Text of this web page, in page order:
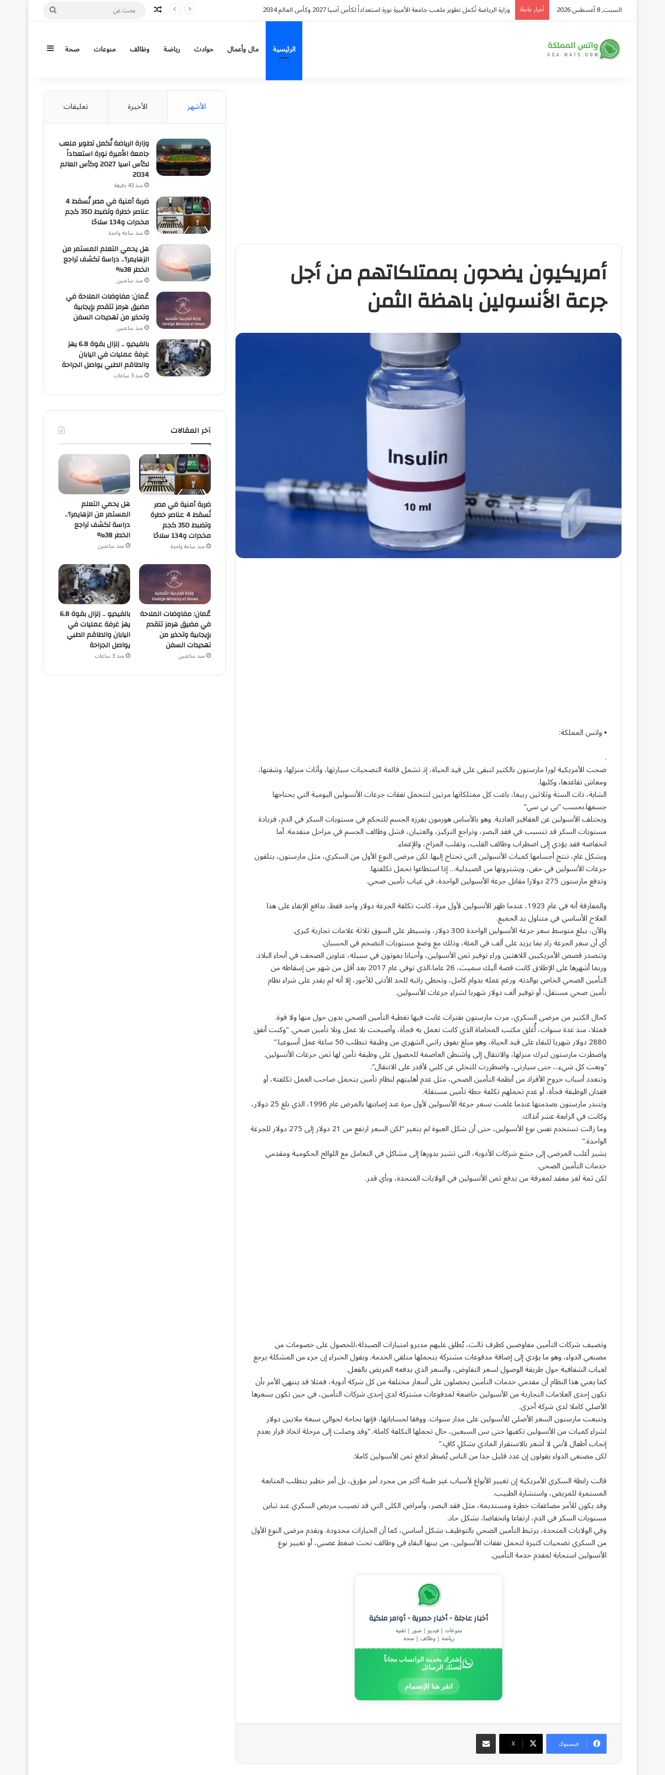
السبت, 8 أغسطس 2026 أخبار عاجلة ضربة أمنية في مصر تُسقط 4 عناصر خطرة وتضبط 350 كجم مخدرات و134 سلاحًا مقال عشوائي
بحث
الرئيسية مال وأعمال حوادث رياضة وظائف منوعات صحة إضافة عمود
أمريكيون يضحون بممتلكاتهم من أجل
جرعة الأنسولين باهظة الثمن
▪ واتس المملكة:
.
ضحت الأمريكية لورا مارستون بالكثير لتبقى على قيد الحياة، إذ تشمل قائمة التضحيات سيارتها، وأثاث منزلها، وشقتها،
ومعاش تقاعدها، وكلبها.
الشابة، ذات الستة وثلاثين ربيعا، باعت كل ممتلكاتها مرتين لتتحمل نفقات جرعات الأنسولين اليومية التي يحتاجها
جسمها.بحسب “بي بي سي”
ويختلف الأنسولين عن العقاقير العادية. وهو بالأساس هورمون يفرزه الجسم للتحكم في مستويات السكر في الدم، فزيادة
مستويات السكر قد تتسبب في فقد البصر، وتراجع التركيز، والغثيان، فشل وظائف الجسم في مراحل متقدمة. أما
انخفاضه فقد يؤدي إلى اضطراب وظائف القلب، وتقلب المزاج، والإغماء.
وبشكل عام، تنتج أجسامها كميات الأنسولين التي تحتاج إليها. لكن مرضى النوع الأول من السكري، مثل مارستون، يتلقون
جرعات الأنسولين في حقن، ويشترونها من الصيدلية… إذا استطاعوا تحمل تكلفتها.
وتدفع مارستون 275 دولارا مقابل جرعة الأنسولين الواحدة، في غياب تأمين صحي.
والمفارقة أنه في عام 1923، عندما ظهر الأنسولين لأول مرة، كانت تكلفة الجرعة دولار واحد فقط، بدافع الإبقاء على هذا
العلاج الأساسي في متناول يد الجميع.
والآن، يبلغ متوسط سعر جرعة الأنسولين الواحدة 300 دولار، وتسيطر على السوق ثلاثة علامات تجارية كبرى.
أي أن سعر الجرعة زاد بما يزيد على ألف في المئة، وذلك مع وضع مستويات التضخم في الحسبان.
وتتصدر قصص الأمريكيين اللاهثين وراء توفير ثمن الأنسولين، وأحيانا يموتون في سبيله، عناوين الصحف في أنحاء البلاد.
وربما أشهرها على الإطلاق كانت قصة أليك سميث، 26 عاما،الذي توفي عام 2017 بعد أقل من شهر من إسقاطه من
التأمين الصحي الخاص بوالدته. ورغم عمله بدوام كامل، وتخطي راتبه للحد الأدنى للأجور، إلا أنه لم يقدر على شراء نظام
تأمين صحي مستقل، أو توفير ألف دولار شهريا لشراء جرعات الأنسولين.
كحال الكثير من مرضى السكري، مرت مارستون بفترات غابت فيها تغطية التأمين الصحي بدون حول منها ولا قوة.
فمثلا، منذ عدة سنوات، أُغلق مكتب المحاماة الذي كانت تعمل به فجأة، وأصبحت بلا عمل وبلا تأمين صحي. “وكنت أنفق
2880 دولار شهريا للبقاء على قيد الحياة، وهو مبلغ يفوق راتبي الشهري من وظيفة تتطلب 50 ساعة عمل أسبوعيا.”
واضطرت مارستون لترك منزلها، والانتقال إلى واشنطن العاصمة للحصول على وظيفة تأمن لها ثمن جرعات الأنسولين.
“وبعت كل شيء..، حتى سيارتي، واضطررت للتخلي عن كلبي لأقدر على الانتقال”.
وتتعدد أسباب خروج الأفراد من أنظمة التأمين الصحي، مثل عدم أهليتهم لنظام تأمين يتحمل صاحب العمل تكلفته، أو
فقدان الوظيفة فجأة، أو عدم تحملهم تكلفة خطة تأمين مستقلة.
وتتندر مارستون بصدمتها عندما علمت بسعر جرعة الأنسولين لأول مرة عند إصابتها بالمرض عام 1996، الذي بلغ 25 دولار،
وكانت في الرابعة عشر آنذاك.
وما زالت تستخدم نفس نوع الأنسولين، حتى أن شكل العبوة لم يتغير “لكن السعر ارتفع من 21 دولار إلى 275 دولار للجرعة
الواحدة.”
يشير أغلب المرضى إلى جشع شركات الأدوية، التي تشير بدورها إلى مشاكل في التعامل مع اللوائح الحكومية ومقدمي
خدمات التأمين الصحي.
لكن ثمة لغز معقد لمعرفة من يدفع ثمن الأنسولين في الولايات المتحدة، وبأي قدر.
وتضيف شركات التأمين مفاوضين كطرف ثالث، يُطلق عليهم مديرو امتيازات الصيدلة،للحصول على خصومات من
مصنعي الدواء، وهو ما يؤدي إلى إضافة مدفوعات مشتركة يتحملها متلقي الخدمة. ويقول الخبراء إن جزء من المشكلة يرجع
لغياب الشفافية حول طريقة الوصول لسعر التفاوض، والسعر الذي يدفعه المريض بالفعل.
كما يعني هذا النظام أن مقدمي خدمات التأمين يحصلون على أسعار مختلفة من كل شركة أدوية، فمثلا قد ينتهي الأمر بأن
تكون إحدى العلامات التجارية من الأنسولين خاضعة لمدفوعات مشتركة لدى إحدى شركات التأمين، في حين تكون بسعرها
الأصلي كاملا لدى شركة أخرى.
وتتبعت مارستون السعر الأصلي للأنسولين على مدار سنوات. ووفقا لحساباتها، فإنها بحاجة لحوالي سبعة ملايين دولار
لشراء كميات من الأنسولين تكفيها حتى سن السبعين، حال تحملها التكلفة كاملة. “وقد وصلت إلى مرحلة اتخاذ قرار بعدم
إنجاب أطفال لأنني لا أشعر بالاستقرار المادي بشكلٍ كافٍ.”
لكن مصنعي الدواء يقولون إن عدد قليل جدا من الناس يُضطر لدفع ثمن الأنسولين كاملا.
قالت رابطة السكري الأمريكية إن تغيير الأنواع لأسباب غير طبية أكثر من مجرد أمر مؤرق، بل أمر خطير يتطلب المتابعة
المستمرة للمريض، واستشارة الطبيب.
وقد يكون للأمر مضاعفات خطرة ومستديمة، مثل فقد البصر، وأمراض الكلى التي قد تصيب مريض السكري عند تباين
مستويات السكر في الدم، ارتفاعا وانخفاضا، بشكل حاد.
وفي الولايات المتحدة، يرتبط التأمين الصحي بالتوظيف بشكل أساسي، كما أن الخيارات محدودة. ويقدم مرضى النوع الأول
من السكري تضحيات كثيرة لتحمل نفقات الأنسولين، من بينها البقاء في وظائف تحت ضغط عصبي، أو تغيير نوع
الأنسولين استجابة لمقدم خدمة التأمين.
أخبار عاجلة - أخبار حصرية - أوامر ملكية
منوعات | فيديو | صور | تقنية
رياضة | وظائف | صحة
إشترك بخدمة الواتساب مجاناً
لتصلك الرسائل
انقر هنا للإنضمام
فيسبوك ‫X
مشاركة عبر البريد
الأشهر الأخيرة تعليقات
وزارة الرياضة تُكمل تطوير ملعب
جامعة الأميرة نورة استعداداً
لكأس آسيا 2027 وكأس العالم
2034
منذ 43 دقيقة
ضربة أمنية في مصر تُسقط 4
عناصر خطرة وتضبط 350 كجم
مخدرات و134 سلاحًا
منذ ساعة واحدة
هل يحمي التعلم المستمر من
الزهايمر؟.. دراسة تكشف تراجع
الخطر 38%
منذ ساعتين
عُمان: مفاوضات الملاحة في
مضيق هرمز تتقدم بإيجابية
وتحذير من تهديدات السفن
منذ ساعتين
بالفيديو .. زلزال بقوة 6.8 يهز
غرفة عمليات في اليابان
والطاقم الطبي يواصل الجراحة
منذ 3 ساعات
آخر المقالات
ضربة أمنية في مصر
تُسقط 4 عناصر خطرة
وتضبط 350 كجم
مخدرات و134 سلاحًا
منذ ساعة واحدة
هل يحمي التعلم
المستمر من الزهايمر؟..
دراسة تكشف تراجع
الخطر 38%
منذ ساعتين
عُمان: مفاوضات الملاحة
في مضيق هرمز تتقدم
بإيجابية وتحذير من
تهديدات السفن
منذ ساعتين
بالفيديو .. زلزال بقوة 6.8
يهز غرفة عمليات في
اليابان والطاقم الطبي
يواصل الجراحة
منذ 3 ساعات